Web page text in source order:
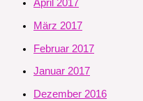
April 2017
März 2017
Februar 2017
Januar 2017
Dezember 2016